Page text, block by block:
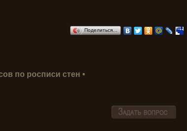
Поделиться…
по росписи стен •